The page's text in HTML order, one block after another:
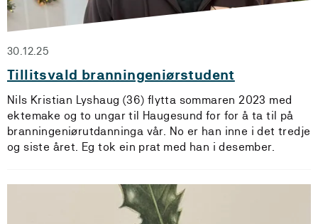
30.12.25
Tillitsvald branningeniørstudent
Nils Kristian Lyshaug (36) flytta sommaren 2023 med
ektemake og to ungar til Haugesund for for å ta til på
branningeniørutdanninga vår. No er han inne i det tredje
og siste året. Eg tok ein prat med han i desember.